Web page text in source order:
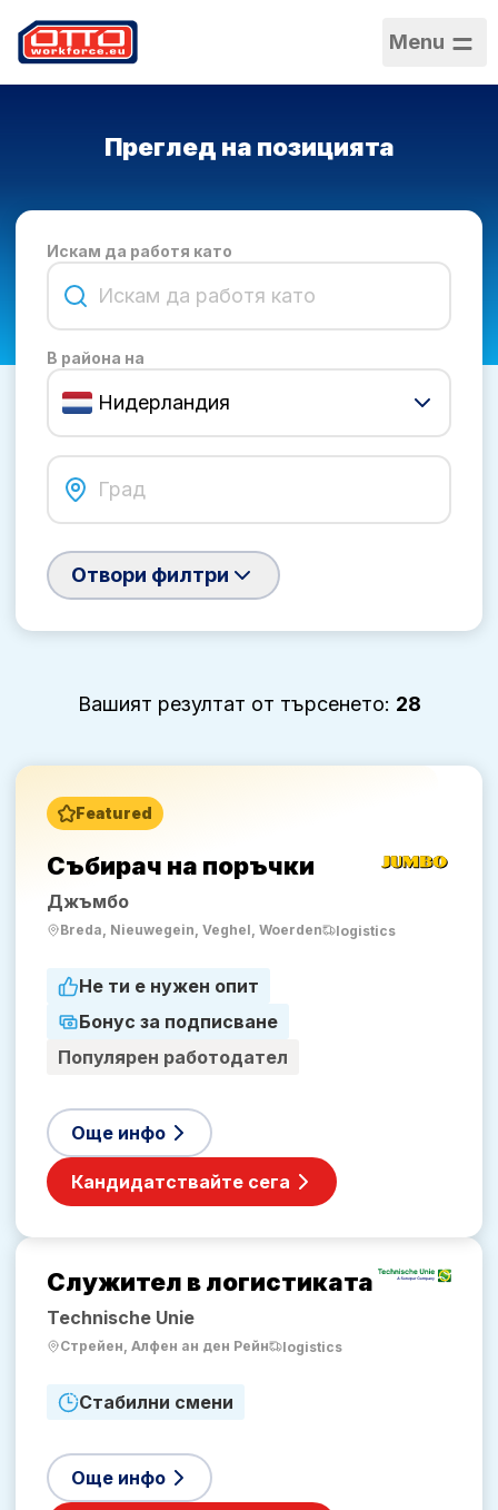
Menu
Преглед на позицията
Искам да работя като
В района на
Нидерландия
Отвори филтри
Вашият резултат от търсенето: 28
Featured
Събирач на поръчки
Джъмбо
Breda, Nieuwegein, Veghel, Woerden logistics
Не ти е нужен опит
Бонус за подписване
Популярен работодател
Още инфо
Кандидатствайте сега
Служител в логистиката
Technische Unie
Стрейен, Алфен ан ден Рейн logistics
Стабилни смени
Още инфо